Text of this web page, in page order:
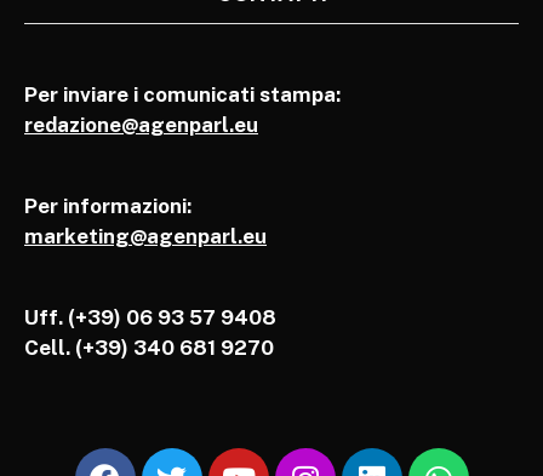
Per inviare i comunicati stampa:
redazione@agenparl.eu
Per informazioni:
marketing@agenparl.eu
Uff. (+39) 06 93 57 9408
Cell. (+39) 340 681 9270